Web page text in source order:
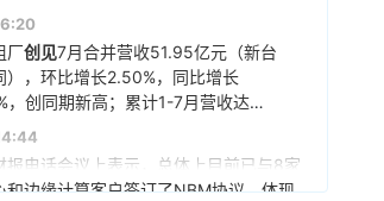
税后净利润103.68亿元，环比增长
同比增长超55倍，每股税后纯益108.93
后市，宜鼎称，目前存储供需仍维持吃
及NAND Flash市场展望持续正向，工
级存储及AI应用需求也未见降温，有望
下半年营运。其中，企业级SSD随着AI
数据中心平台升级，出货规模仍具成长
关PCIe Gen5产品布局也将逐步发酵。
厂创见7月合并营收51.95亿元（新台
），环比增长2.50%，同比增长
，创同期新高；累计1-7月营收达
元，同比增长402.68%，同样创下同期
报电话会议上表示，总体上目前已与8家
和边缘计算客户签订了NBM协议，体现